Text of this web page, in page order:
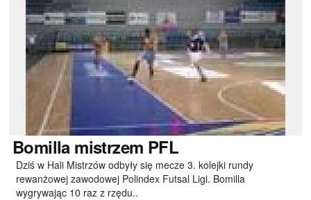
Bomillamistrzem PFL
Dziś w Hali Mistrzów odbyły się mecze 3. kolejki rundy
rewanżowej zawodowej Polindex Futsal Ligi. Bomilla
wygrywając 10 raz z rzędu..